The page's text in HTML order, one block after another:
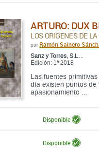
ARTURO: DUX
LOS ORIGENES DE
por Ramón Sainero
Sanz y Torres, S.L. .
Edición: 1ª 2018
Las fuentes
día existen puntos
apasionamiento ...
Disponible
Disponible